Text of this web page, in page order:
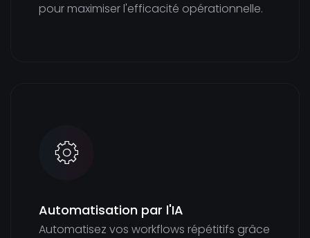
pour maximiser l'efficacité opérationnelle.
Automatisation par l'IA
Automatisez vos workflows répétitifs grâce